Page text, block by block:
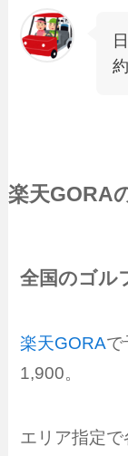
楽天GORA
全国のゴル
楽天GORAで
1,900。
エリア指定